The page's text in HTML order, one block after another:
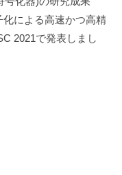
による高速かつ高精
2021で発表しまし